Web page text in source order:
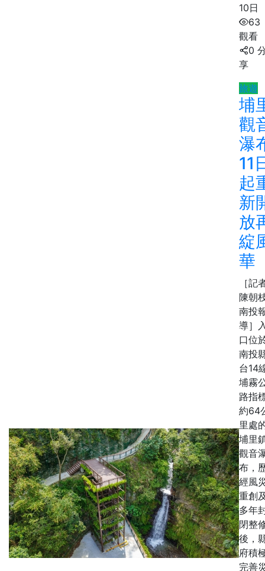
10日
63
觀看
0
享
旅遊
埔
觀
瀑
11
起
新
放
綻
華
［記
陳朝
南投
導］
口位
南投
台14
埔霧
路指
約64
里處
埔里
觀音
布，
經風
重創
多年
閉整
後，
府積
完善